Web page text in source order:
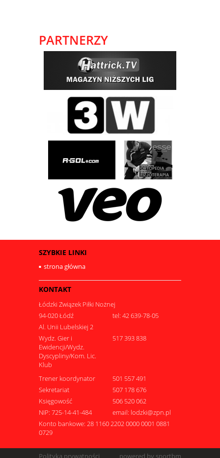
PARTNERZY
SZYBKIE LINKI
strona główna
KONTAKT
Łódzki Związek Piłki Nożnej
94-020 Łódź
tel: 42 639-78-05
Al. Unii Lubelskiej 2
Wydz. Gier i
Ewidencji/Wydz.
Dyscypliny/Kom. Lic.
Klub
517 393 838
Trener koordynator
501 557 491
Sekretariat
507 178 676
Księgowość
506 520 062
NIP: 725-14-41-484
email: lodzki@zpn.pl
Konto bankowe: 28 1160 2202 0000 0001 0881
0729
Polityka prywatności powered by sportbm